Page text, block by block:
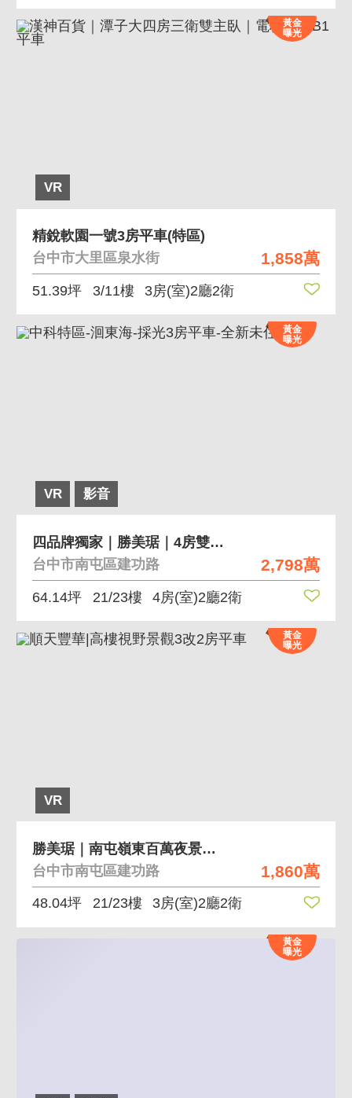
VR
黃金
曝光
1,858萬
精銳軟園一號3房平車(特區)
台中市大里區泉水街
51.39坪 3/11樓 3房(室)2廳2衛
VR 影音
黃金
曝光
2,798萬
四品牌獨家｜勝美琚｜4房雙平車｜無敵視野戶
台中市南屯區建功路
64.14坪 21/23樓 4房(室)2廳2衛
VR
黃金
曝光
1,860萬
勝美琚｜南屯嶺東百萬夜景視野三房平車
台中市南屯區建功路
48.04坪 21/23樓 3房(室)2廳2衛
黃金
曝光